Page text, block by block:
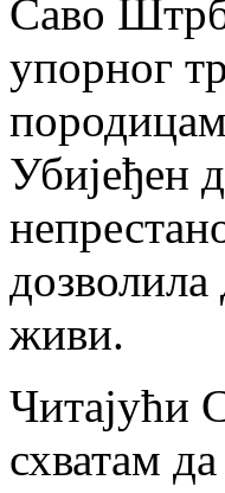
Саво
упорног
Убијеђен
живи.
Читајући
схватам